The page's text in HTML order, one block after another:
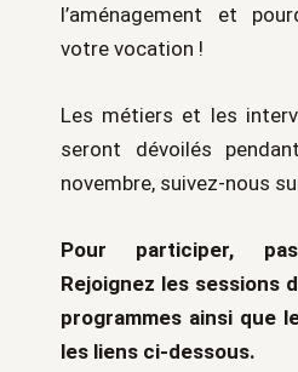
l’aménagement et
votre vocation !
Les métiers et les
seront dévoilés
novembre, suivez-nous
Pour participer,
Rejoignez les sessions
programmes ainsi que
les liens ci-dessous.